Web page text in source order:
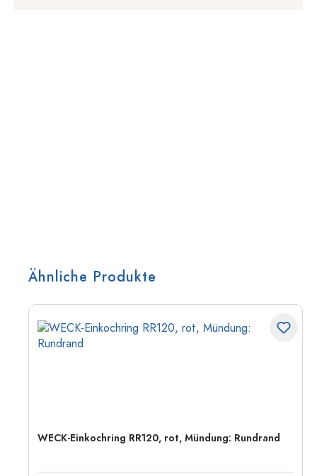
Ähnliche Produkte
WECK-Einkochring RR120, rot, Mündung: Rundrand